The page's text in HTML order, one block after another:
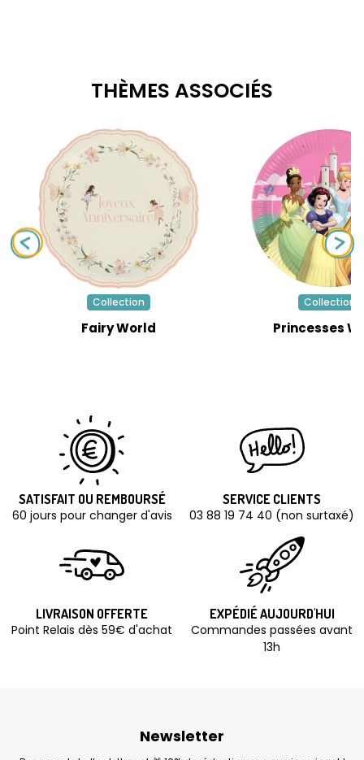
THÈMES ASSOCIÉS
Collection
Fairy World
Collection
Princesses
SATISFAIT OU REMBOURSÉ
60 jours pour changer d'avis
SERVICE CLIENTS
03 88 19 74 40 (non surtaxé)
LIVRAISON OFFERTE
Point Relais dès 59€ d'achat
EXPÉDIÉ AUJOURD'HUI
Commandes passées avant
13h
Newsletter